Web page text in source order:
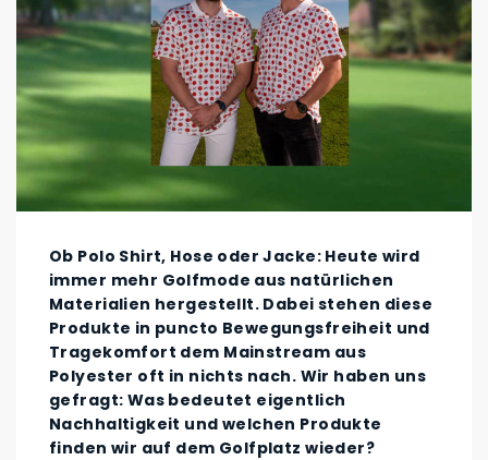
Ob Polo Shirt, Hose oder Jacke: Heute wird
immer mehr Golfmode aus natürlichen
Materialien hergestellt. Dabei stehen diese
Produkte in puncto Bewegungsfreiheit und
Tragekomfort dem Mainstream aus
Polyester oft in nichts nach. Wir haben uns
gefragt: Was bedeutet eigentlich
Nachhaltigkeit und welchen Produkte
finden wir auf dem Golfplatz wieder?